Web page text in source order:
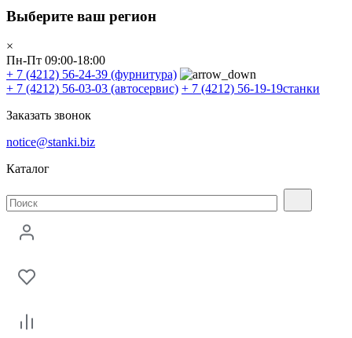
Выберите ваш регион
×
Пн-Пт 09:00-18:00
+ 7 (4212) 56-24-39 (фурнитура)
+ 7 (4212) 56-03-03 (автосервис) + 7 (4212) 56-19-19станки
Заказать звонок
notice@stanki.biz
Каталог